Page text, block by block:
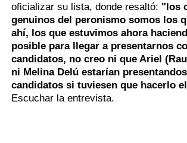
oficializar su lista, donde resaltó: "los
genuinos del peronismo somos los
ahí, los que estuvimos ahora
posible para llegar a presentarnos
candidatos, no creo ni que Ariel
ni Melina Delú estarían
candidatos si tuviesen que hacerlo
Escuchar la entrevista.